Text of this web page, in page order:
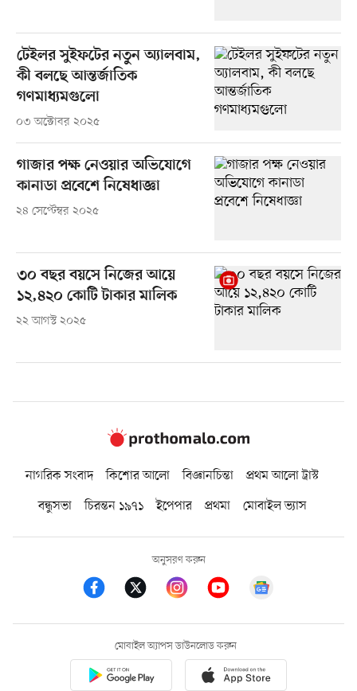
টেইলর সুইফটের নতুন অ্যালবাম,
কী বলছে আন্তর্জাতিক
গণমাধ্যমগুলো
০৩ অক্টোবর ২০২৫
গাজার পক্ষ নেওয়ার অভিযোগে
কানাডা প্রবেশে নিষেধাজ্ঞা
২৪ সেপ্টেম্বর ২০২৫
৩০ বছর বয়সে নিজের আয়ে
১২,৪২০ কোটি টাকার মালিক
২২ আগস্ট ২০২৫
নাগরিক সংবাদ কিশোর আলো বিজ্ঞানচিন্তা
প্রথম আলো ট্রাস্ট
বন্ধুসভা
চিরন্তন ১৯৭১ ইপেপার প্রথমা মোবাইল ভ্যাস
অনুসরণ করুন
মোবাইল অ্যাপস ডাউনলোড করুন